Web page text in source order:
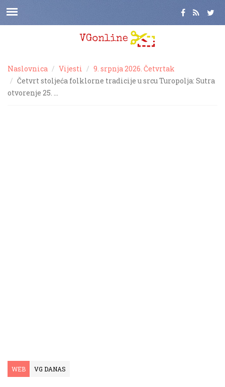
Naslovnica Vijesti
9. srpnja 2026. Četvrtak
Četvrt stoljeća folklorne tradicije u srcu Turopolja: Sutra
otvorenje 25. …
WEB VG DANAS